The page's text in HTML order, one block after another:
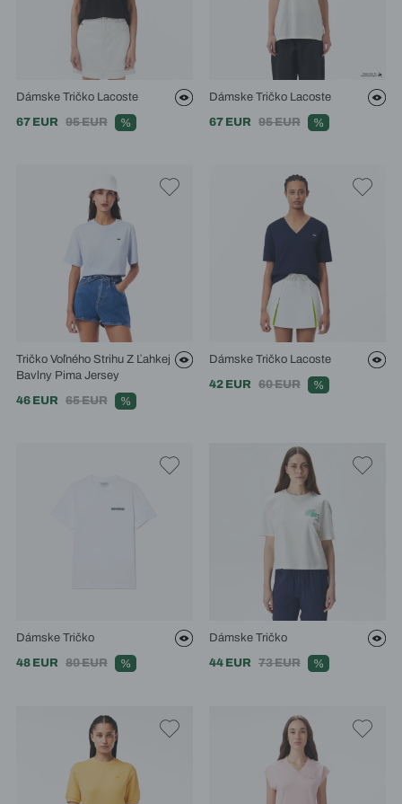
Dámske Tričko Lacoste
67 EUR
95 EUR %
Dámske Tričko Lacoste
67 EUR
95 EUR %
Tričko Voľného Strihu Z Ľahkej
Bavlny Pima Jersey
46 EUR
65 EUR %
Dámske Tričko Lacoste
42 EUR
60 EUR %
Dámske Tričko
48 EUR
80 EUR %
Dámske Tričko
44 EUR
73 EUR %